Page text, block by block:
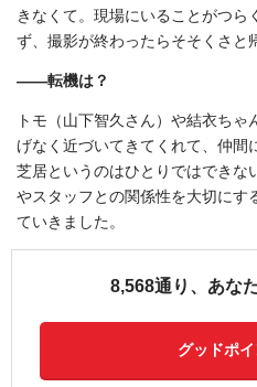
きなくて。現場にいることがつら
ず、撮影が終わったらそそくさと
――転機は？
トモ（山下智久さん）や結衣ちゃ
げなく近づいてきてくれて、仲間
芝居というのはひとりではできな
やスタッフとの関係性を大切にす
ていきました。
8,568通り、あな
グッドポ